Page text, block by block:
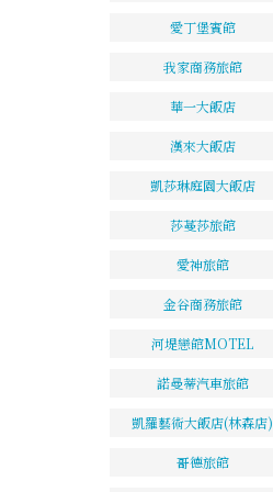
愛丁堡賓館
我家商務旅館
華一大飯店
漢來大飯店
凱莎琳庭園大飯店
莎蔓莎旅館
愛神旅館
金谷商務旅館
河堤戀館MOTEL
諾曼蒂汽車旅館
凱羅藝術大飯店(林森店)
哥德旅館